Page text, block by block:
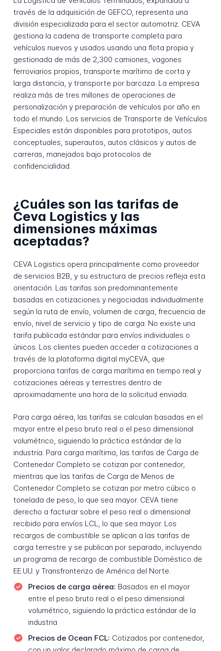
través de la adquisición de GEFCO, representa una
división especializada para el sector automotriz. CEVA
gestiona la cadena de transporte completa para
vehículos nuevos y usados usando una flota propia y
gestionada de más de 2,300 camiones, vagones
ferroviarios propios, transporte marítimo de corta y
larga distancia, y transporte por barcaza. La empresa
realiza más de tres millones de operaciones de
personalización y preparación de vehículos por año en
todo el mundo. Los servicios de Transporte de Vehículos
Especiales están disponibles para prototipos, autos
conceptuales, superautos, autos clásicos y autos de
carreras, manejados bajo protocolos de
confidencialidad.
¿Cuáles son las tarifas de
Ceva Logistics y las
dimensiones máximas
aceptadas?
CEVA Logistics opera principalmente como proveedor
de servicios B2B, y su estructura de precios refleja esta
orientación. Las tarifas son predominantemente
basadas en cotizaciones y negociadas individualmente
según la ruta de envío, volumen de carga, frecuencia de
envío, nivel de servicio y tipo de carga. No existe una
tarifa publicada estándar para envíos individuales o
únicos. Los clientes pueden acceder a cotizaciones a
través de la plataforma digital myCEVA, que
proporciona tarifas de carga marítima en tiempo real y
cotizaciones aéreas y terrestres dentro de
aproximadamente una hora de la solicitud enviada.
Para carga aérea, las tarifas se calculan basadas en el
mayor entre el peso bruto real o el peso dimensional
volumétrico, siguiendo la práctica estándar de la
industria. Para carga marítima, las tarifas de Carga de
Contenedor Completo se cotizan por contenedor,
mientras que las tarifas de Carga de Menos de
Contenedor Completo se cotizan por metro cúbico o
tonelada de peso, lo que sea mayor. CEVA tiene
derecho a facturar sobre el peso real o dimensional
recibido para envíos LCL, lo que sea mayor. Los
recargos de combustible se aplican a las tarifas de
carga terrestre y se publican por separado, incluyendo
un programa de recargo de combustible Doméstico de
EE.UU. y Transfronterizo de América del Norte.
Precios de carga aérea: Basados en el mayor
entre el peso bruto real o el peso dimensional
volumétrico, siguiendo la práctica estándar de la
industria
Precios de Ocean FCL: Cotizados por contenedor,